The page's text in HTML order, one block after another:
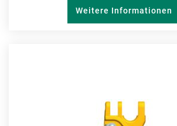
Weitere Informationen